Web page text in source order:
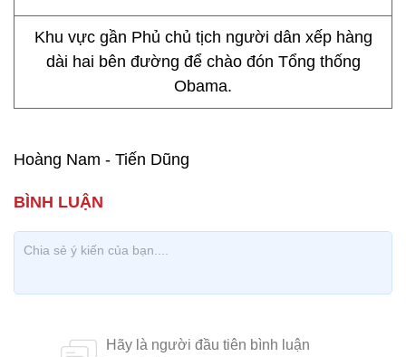
Khu vực gần Phủ chủ tịch người dân xếp hàng
dài hai bên đường để chào đón Tổng thống
Obama.
Hoàng Nam - Tiến Dũng